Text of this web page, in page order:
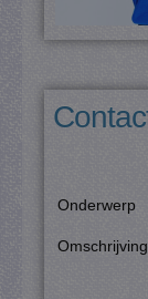
Onderwerp
Omschrijving